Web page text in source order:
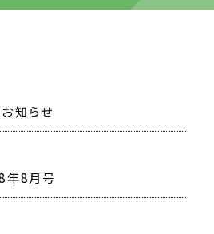
知らせ
年8月号